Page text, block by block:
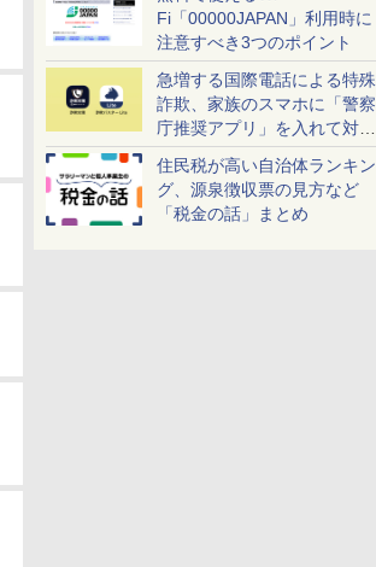
Fi「00000JAPAN」利用時に
注意すべき3つのポイント
急増する国際電話による特殊
詐欺、家族のスマホに「警察
庁推奨アプリ」を入れて対策
しよう！
住民税が高い自治体ランキン
グ、源泉徴収票の見方など
「税金の話」まとめ